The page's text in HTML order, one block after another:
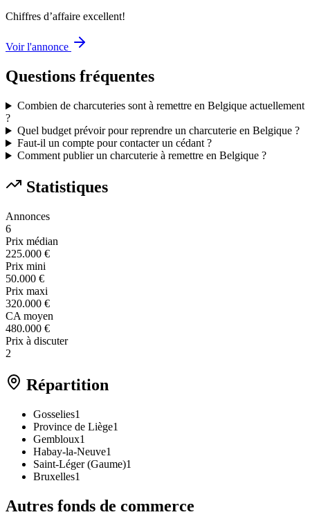
Chiffres d’affaire excellent!
Voir l'annonce
Questions fréquentes
Combien de charcuteries sont à remettre en Belgique actuellement
?
Quel budget prévoir pour reprendre un charcuterie en Belgique ?
Faut-il un compte pour contacter un cédant ?
Comment publier un charcuterie à remettre en Belgique ?
Statistiques
Annonces
6
Prix médian
225.000 €
Prix mini
50.000 €
Prix maxi
320.000 €
CA moyen
480.000 €
Prix à discuter
2
Répartition
Gosselies1
Province de Liège1
Gembloux1
Habay-la-Neuve1
Saint-Léger (Gaume)1
Bruxelles1
Autres fonds de commerce